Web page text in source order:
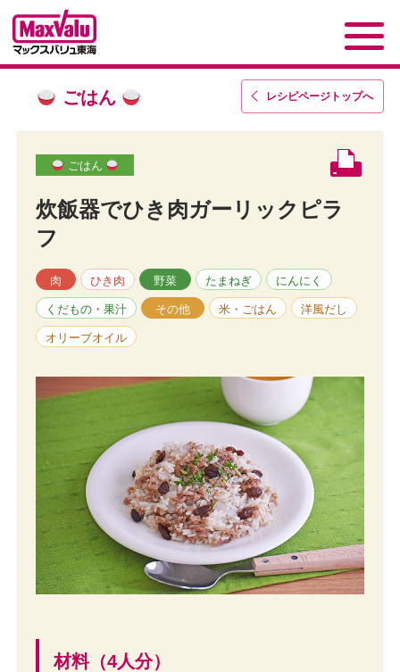
レシピページトップへ
ごはん
ごはん
炊飯器でひき肉ガーリックピラ
フ
肉 ひき肉 野菜 たまねぎ にんにく
くだもの・果汁 その他 米・ごはん 洋風だし
オリーブオイル
材料（4人分）